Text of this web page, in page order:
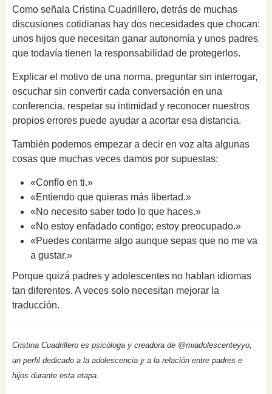
Como señala Cristina Cuadrillero, detrás de muchas
discusiones cotidianas hay dos necesidades que chocan:
unos hijos que necesitan ganar autonomía y unos padres
que todavía tienen la responsabilidad de protegerlos.
Explicar el motivo de una norma, preguntar sin interrogar,
escuchar sin convertir cada conversación en una
conferencia, respetar su intimidad y reconocer nuestros
propios errores puede ayudar a acortar esa distancia.
También podemos empezar a decir en voz alta algunas
cosas que muchas veces damos por supuestas:
«Confío en ti.»
«Entiendo que quieras más libertad.»
«No necesito saber todo lo que haces.»
«No estoy enfadado contigo; estoy preocupado.»
«Puedes contarme algo aunque sepas que no me va
a gustar.»
Porque quizá padres y adolescentes no hablan idiomas
tan diferentes. A veces solo necesitan mejorar la
traducción.
Cristina Cuadrillero es psicóloga y creadora de @miadolescenteyyo,
un perfil dedicado a la adolescencia y a la relación entre padres e
hijos durante esta etapa.